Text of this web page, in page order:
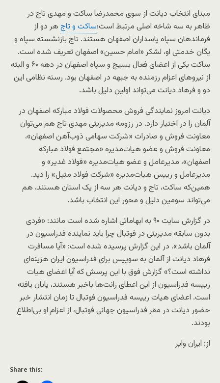
مبنای انتخاب دیانت از سوی محمدرضا ساکت و مهدی تاج در
ظاهر به سه شاخه اصلی مرتبط است؛ساکت و تاج هر دو از
فرماندهان سپاه پاسداران اصفهان هستند. تاج بازنشسته سپاه و
یگان خدمتی او، لشکر «امام حسین» اصفهان تعریف شده است.
ساکت یکی از اعضای فعال بسیج و سپاه اصفهان در دهه ۶۰ و البته
از نیروهای اعزام رزمنده به جبهه در اصفهان بود. رسته نظامی این
دو و فرهاد دیانت می‌تواند اولین دلیل باشد.
دیانت امروز نمایندگی فروش محصولات فولاد مبارکه اصفهان در
آلمان را در اختیار دارد. در رزومه مدیریتی مهدی تاج هم می‌توان
معاونت فروش و صادرات «شرکت سهامی ذوب‌آهن اصفهان»،
معاونت فروش و عضو هیات‌مدیره «مجتمع فولاد مبارکه
اصفهان»، مدیرعامل و عضو هیات‌مدیره «فولاد غدیر» و
مدیرعامل و رییس هیات‌مدیره «شرکت فولاد متیل» را دید.
همین‌که ساکت، تاج و دیانت هر سه از یک استان هستند، هم
می‌تواند سومین دلیل و محور این انتخاب باشد.
در گزارش سایت ۹۰ به ابهاماتی اشاره شده است مانند: «فردی
بدون سابقه مدیریتی در فوتبال چرا باید نماینده فدراسیون در
آلمان باشد». در این گزارش پرسیده شده است: «آیا مسافرت
فرهاد دیانت از آلمان به سوییس برای فدراسیون ایران هزینه‌ای
نداشته است؟» گزارش فوق با این پرسش که آیا اعضای هیات
رییسه فدراسیون از این اعطای رانت‌ها باخبر هستند، پایان یافته
است. اعضای هیات ‌رییسه فدراسیون فوتبال تا زمان انتشار خبر
حضور دیانت در مقر فدراسیون جهانی فوتبال، از اعزام او بی‌اطلاع
بودند.
از: ایران وایر
Share this: